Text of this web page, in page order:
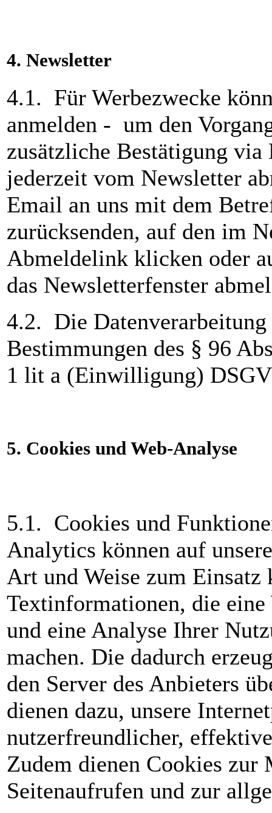
4. Newsletter
4.1. Für Werbezwecke
anmelden - um den
zusätzliche Bestätigung
jederzeit vom Newsletter
Email an uns mit dem
zurücksenden, auf den im
Abmeldelink klicken oder
das Newsletterfenster
4.2. Die
Bestimmungen des § 96
1 lit a (Einwilligung)
5. Cookies und Web-Analyse
5.1. Cookies und
Analytics können auf
Art und Weise zum
Textinformationen, die eine
und eine Analyse Ihrer
machen. Die dadurch
den Server des Anbieters
dienen dazu, unsere
nutzerfreundlicher,
Zudem dienen Cookies zur
Seitenaufrufen und zur